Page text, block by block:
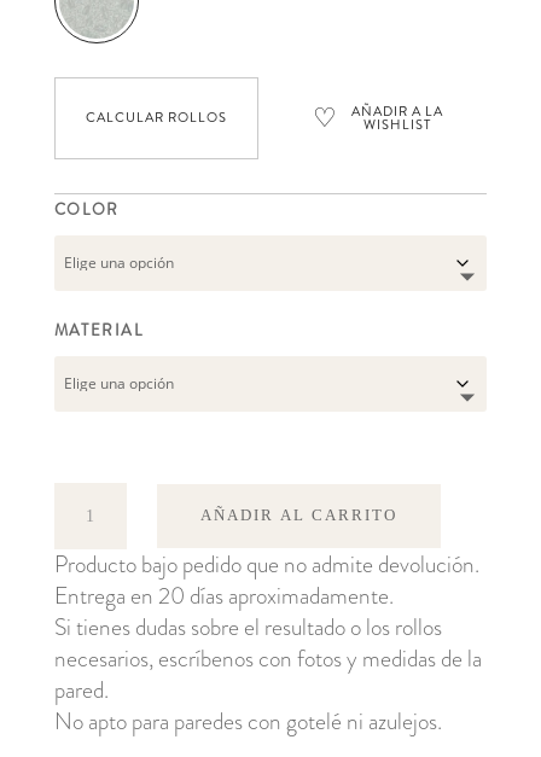
CALCULAR ROLLOS ♡ AÑADIR A LA
WISHLIST
COLOR
MATERIAL
AÑADIR AL CARRITO
Producto bajo pedido que no admite devolución.
Entrega en 20 días aproximadamente.
Si tienes dudas sobre el resultado o los rollos
necesarios, escríbenos con fotos y medidas de la
pared.
No apto para paredes con gotelé ni azulejos.